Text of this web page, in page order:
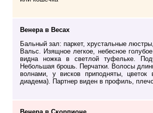
Венера в Весах
Бальный зал: паркет, хрустальные
Вальс. Изящное легкое, небесное
видна ножка в светлой туфельке.
Небольшая брошь. Перчатки. Волосы
волнами, у висков приподняты, цветок
диадема). Партнер виден в профиль,